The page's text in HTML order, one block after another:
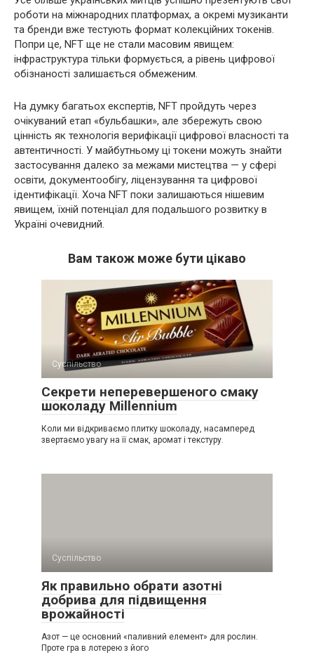
роботи на міжнародних платформах, а окремі музиканти
та бренди вже тестують формат колекційних токенів.
Попри це, NFT ще не стали масовим явищем:
інфраструктура тільки формується, а рівень цифрової
обізнаності залишається обмеженим.
На думку багатьох експертів, NFT пройдуть через
очікуваний етап «бульбашки», але збережуть свою
цінність як технологія верифікації цифрової власності та
автентичності. У майбутньому ці токени можуть знайти
застосування далеко за межами мистецтва — у сфері
освіти, документообігу, ліцензування та цифрової
ідентифікації. Хоча NFT поки залишаються нішевим
явищем, їхній потенціал для подальшого розвитку в
Україні очевидний.
Вам також може бути цікаво
Суспільство
Секрети неперевершеного смаку
шоколаду Millennium
Коли ми відкриваємо плитку шоколаду, насамперед
звертаємо увагу на її смак, аромат і текстуру.
Суспільство
Як правильно обрати азотні
добрива для підвищення
врожайності
Азот — це основний «паливний елемент» для рослин.
Проте гра в лотерею з його